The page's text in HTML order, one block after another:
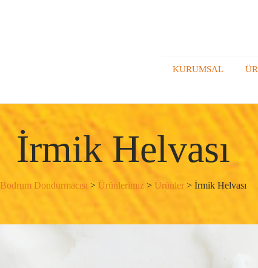
KURUMSAL
İrmik Helvası
Bodrum Dondurmacısı > Ürünlerimiz> Ürünler> İrmik Helvası